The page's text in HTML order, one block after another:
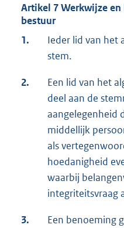
Artikel 7 Werkwijze
bestuur
1.
Ieder lid van het
stem.
2.
Een lid van het
deel aan de
aangelegenheid
middellijk
als
hoedanigheid
waarbij
integriteitsvraag
3.
Een benoeming